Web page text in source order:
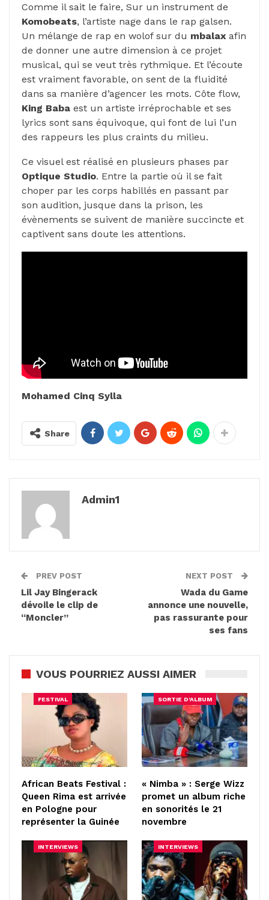
Comme il sait le faire, Sur un instrument de
Komobeats, l’artiste nage dans le rap galsen.
Un mélange de rap en wolof sur du mbalax afin
de donner une autre dimension à ce projet
musical, qui se veut très rythmique. Et l’écoute
est vraiment favorable, on sent de la fluidité
dans sa manière d’agencer les mots. Côte flow,
King Baba est un artiste irréprochable et ses
lyrics sont sans équivoque, qui font de lui l’un
des rappeurs les plus craints du milieu.
Ce visuel est réalisé en plusieurs phases par
Optique Studio. Entre la partie où il se fait
choper par les corps habillés en passant par
son audition, jusque dans la prison, les
évènements se suivent de manière succincte et
captivent sans doute les attentions.
Mohamed Cinq Sylla
Share
Admin1
PREV POST
Lil Jay Bingerack
dévoile le clip de
“Moncler”
NEXT POST
Wada du Game
annonce une nouvelle,
pas rassurante pour
ses fans
VOUS POURRIEZ AUSSI AIMER
FESTIVAL
African Beats Festival :
Queen Rima est arrivée
en Pologne pour
représenter la Guinée
SORTIE D'ALBUM
« Nimba » : Serge Wizz
promet un album riche
en sonorités le 21
novembre
INTERVIEWS INTERVIEWS